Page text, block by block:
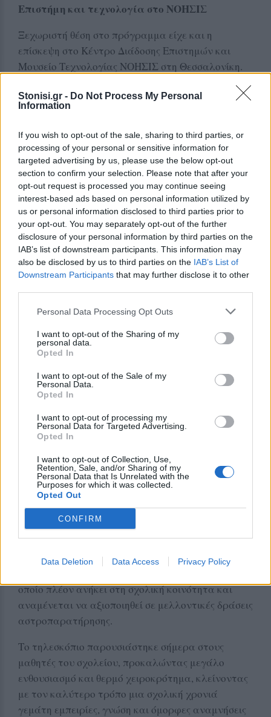
Stonisi.gr - Do Not Process My Personal
Information
If you wish to opt-out of the sale, sharing to third parties, or
processing of your personal or sensitive information for
targeted advertising by us, please use the below opt-out
section to confirm your selection. Please note that after your
opt-out request is processed you may continue seeing
interest-based ads based on personal information utilized by
us or personal information disclosed to third parties prior to
your opt-out. You may separately opt-out of the further
disclosure of your personal information by third parties on the
IAB’s list of downstream participants. This information may
also be disclosed by us to third parties on the IAB’s List of
Downstream Participants that may further disclose it to other
Personal Data Processing Opt Outs
I want to opt-out of the Sharing of my
personal data.
Opted In
I want to opt-out of the Sale of my
Personal Data.
Opted In
I want to opt-out of processing my
Personal Data for Targeted Advertising.
Opted In
I want to opt-out of Collection, Use,
Retention, Sale, and/or Sharing of my
Personal Data that Is Unrelated with the
Purposes for which it was collected.
Opted Out
CONFIRM
Data Deletion Data Access Privacy Policy
Επιστήμη και τεχνολογία στο ΝΟΗΣΙΣ
Ξεχωριστή θέση στο πρόγραμμα είχε και η
επίσκεψη στο Κέντρο Διάδοσης Επιστημών και
Μουσείο Τεχνολογίας ΝΟΗΣΙΣ στη Θεσσαλονίκη.
Οι μαθητές πειραματίστηκαν με εφαρμογές
φυσικής, γνώρισαν σύγχρονες τεχνολογίες και
δεινοσαύρων και τον μηχανισμό των Αντικυθήρων.
Ιδιαίτερο ενθουσιασμό προκάλεσε ο
προσομοιωτής, που πρόσφερε στους μαθητές μια
διαδραστική εμπειρία με εικονικό ταξίδι στο
Σινικό Τείχος.
Ξενάγηση στο Μετρό Θεσσαλονίκης
Στο πρόγραμμα περιλαμβανόταν και ξενάγηση
στο Μετρό Θεσσαλονίκης, όπου οι μαθητές
ενημερώθηκαν για τη λειτουργία του σύγχρονου
μέσου μεταφοράς, αλλά και για τα σημαντικά
αρχαιολογικά ευρήματα που αναδείχθηκαν κατά
τη διάρκεια των εργασιών.
Η επίσκεψη αποτέλεσε μια μοναδική ευκαιρία να
δουν πώς συνυπάρχουν η τεχνολογία με την
ιστορία σε μία από τις μεγαλύτερες πόλεις της
χώρας.
Και ένα τηλεσκόπιο ως βραβείο
Το ταξίδι συνδυάστηκε και με μια σημαντική
διάκριση για το σχολείο.Στη Δράμα, η
εκπαιδευτικός της ΣΤ’ τάξης και συνοδός της
εκδρομής, Εύη Ρεπάνη, παρέλαβε το βραβείο του
σχολείου στον πανελλήνιο διαγωνισμό
οποίο πλέον ανήκει στη σχολική κοινότητα και
αναμένεται να αξιοποιηθεί σε μελλοντικές δράσεις
αστροπαρατήρησης.
Το τηλεσκόπιο παρουσιάστηκε σήμερα στους
μαθητές του σχολείου, προκαλώντας μεγάλο
ενθουσιασμό και θερμό χειροκρότημα, κλείνοντας
με τον καλύτερο τρόπο μια σχολική χρονιά
γεμάτη εμπειρίες, γνώση και όμορφες αναμνήσεις